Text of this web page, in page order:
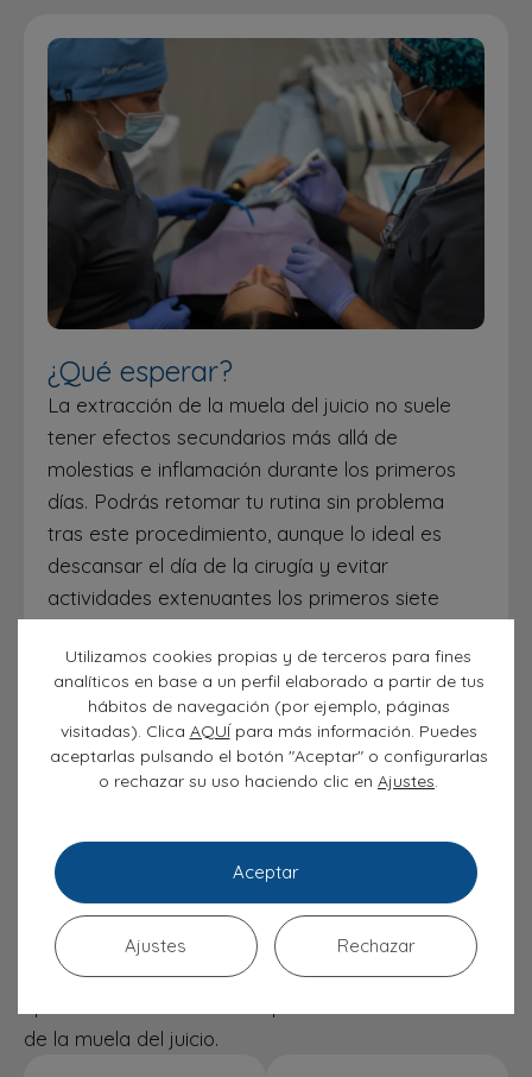
¿Qué esperar?
La extracción de la muela del juicio no suele
tener efectos secundarios más allá de
molestias e inflamación durante los primeros
días. Podrás retomar tu rutina sin problema
tras este procedimiento, aunque lo ideal es
descansar el día de la cirugía y evitar
actividades extenuantes los primeros siete
En caso de sufrir dolor e inflamación
persistente que no se calma con analgésicos
de venta libre, contacta con tu dentista.
Tipos de anestesia
Según el tipo de cirugía necesaria, el cirujano puede
emplear un tipo de anestesia u otro. Estos son los
de la muela del juicio.
Utilizamos cookies propias y de terceros para fines
analíticos en base a un perfil elaborado a partir de tus
hábitos de navegación (por ejemplo, páginas
visitadas). Clica AQUÍpara más información. Puedes
aceptarlas pulsando el botón "Aceptar" o configurarlas
o rechazar su uso haciendo clic en Ajustes
Aceptar
Rechazar
Ajustes